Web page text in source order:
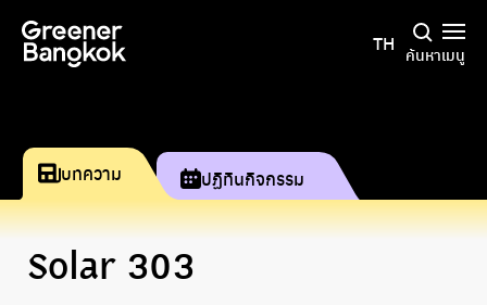
TH ค้นหาเมนู
บทความ ปฏิทินกิจกรรม
Solar 303